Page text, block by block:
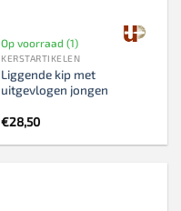
Op voorraad (1)
KERSTARTIKELEN
Liggende kip met
uitgevlogen jongen
€28,50